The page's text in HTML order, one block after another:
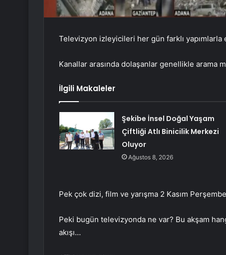
Televizyon izleyicileri her gün farklı yapımlarla
Kanallar arasında dolaşanlar genellikle arama
İlgili Makaleler
Şekibe İnsel Doğal Yaşam
Çiftliği Atlı Binicilik Merkezi
Oluyor
Ağustos 8, 2026
Pek çok dizi, film ve yarışma 2 Kasım
Peki bugün televizyonda ne var? Bu akşam
akışı…